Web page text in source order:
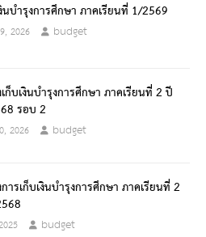
นบำรุงการศึกษา ภาคเรียนที่ 1/2569
2026 budget
ก็บเงินบำรุงการศึกษา ภาคเรียนที่ 2 ปี
รอบ 2
2026 budget
ารเก็บเงินบำรุงการศึกษา ภาคเรียนที่ 2
budget